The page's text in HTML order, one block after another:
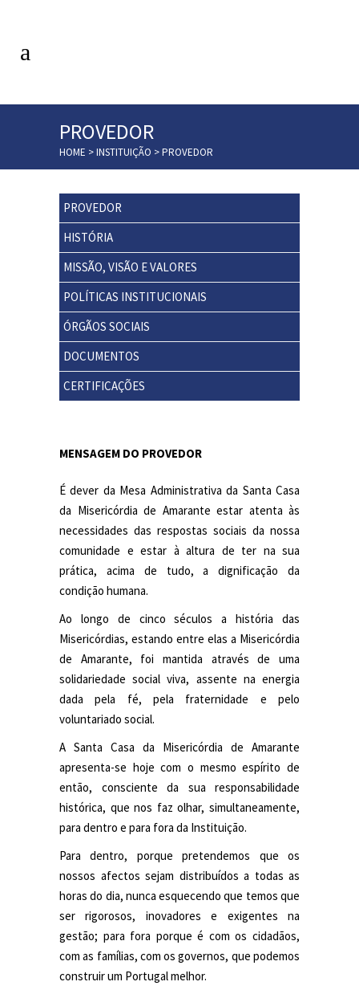
PROVEDOR
HOME >INSTITUIÇÃO >PROVEDOR
PROVEDOR
HISTÓRIA
MISSÃO, VISÃO E VALORES
POLÍTICAS INSTITUCIONAIS
ÓRGÃOS SOCIAIS
DOCUMENTOS
CERTIFICAÇÕES
MENSAGEM DO PROVEDOR
É dever da Mesa Administrativa da Santa Casa
da Misericórdia de Amarante estar atenta às
necessidades das respostas sociais da nossa
comunidade e estar à altura de ter na sua
prática, acima de tudo, a dignificação da
condição humana.
Ao longo de cinco séculos a história das
Misericórdias, estando entre elas a Misericórdia
de Amarante, foi mantida através de uma
solidariedade social viva, assente na energia
dada pela fé, pela fraternidade e pelo
voluntariado social.
A Santa Casa da Misericórdia de Amarante
apresenta-se hoje com o mesmo espírito de
então, consciente da sua responsabilidade
histórica, que nos faz olhar, simultaneamente,
para dentro e para fora da Instituição.
Para dentro, porque pretendemos que os
nossos afectos sejam distribuídos a todas as
horas do dia, nunca esquecendo que temos que
ser rigorosos, inovadores e exigentes na
gestão; para fora porque é com os cidadãos,
com as famílias, com os governos, que podemos
construir um Portugal melhor.